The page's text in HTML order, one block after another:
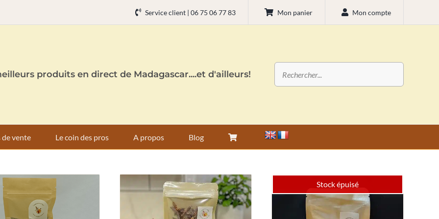
Service client | 06 75 06 77 83 Mon panier Mon compte
produits en direct de Madagascar....et d'ailleurs!
vente Le coin des pros A propos Blog
Stock épuisé